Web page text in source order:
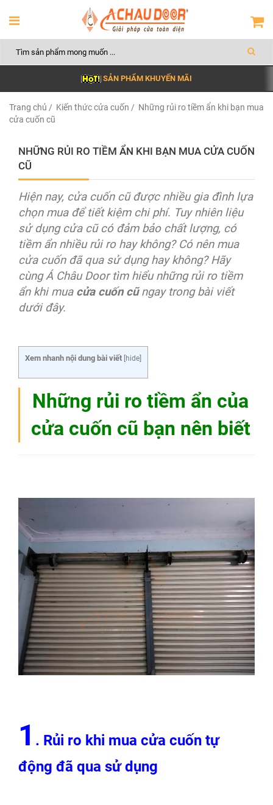
SẢN PHẨM KHUYẾN MÃI
Trang chủ / Kiến thức cửa cuốn / Những rủi ro tiềm ẩn khi bạn mua
cửa cuốn cũ
NHỮNG RỦI RO TIỀM ẨN KHI BẠN MUA CỬA CUỐN
CŨ
Hiện nay, cửa cuốn cũ được nhiều gia đình lựa
chọn mua để tiết kiệm chi phí. Tuy nhiên liệu
sử dụng cửa cũ có đảm bảo chất lượng, có
tiềm ẩn nhiều rủi ro hay không? Có nên mua
cửa cuốn đã qua sử dụng hay không? Hãy
cùng Á Châu Door tìm hiểu những rủi ro tiềm
ẩn khi mua cửa cuốn cũngay trong bài viết
dưới đây.
Xem nhanh nội dung bài viết hide
Những rủi ro tiềm ẩn của
cửa cuốn cũ bạn nên biết
1 . Rủi ro khi mua cửa cuốn tự
động đã qua sử dụng